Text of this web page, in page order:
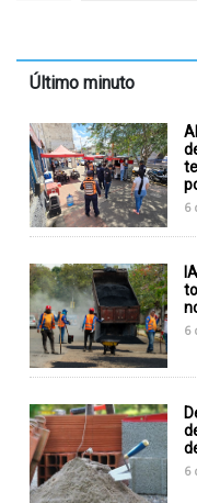
Último minuto
6
6
6